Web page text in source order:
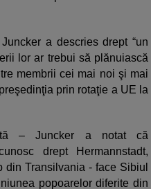
a descries drept “un
lor ar trebui să plănuiască
membrii cei mai noi şi mai
prin rotaţie a UE la
– Juncker a notat că
drept Hermannstadt,
Transilvania - face Sibiul
popoarelor diferite din